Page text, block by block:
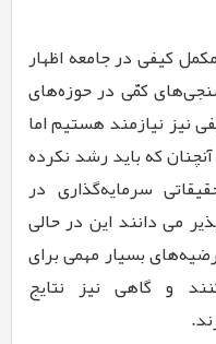
کیفی در جامعه اظهار
کمّی در حوزه‌های
نیز نیازمند هستیم اما
که باید رشد نکرده
سرمایه‌گذاری در
می دانند این در حالی
بسیار مهمی برای
و گاهی نیز نتایج